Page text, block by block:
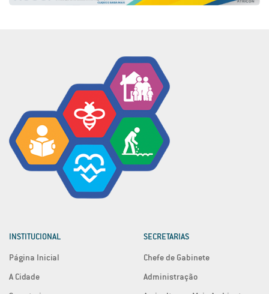
INSTITUCIONAL
Página Inicial
A Cidade
SECRETARIAS
Chefe de Gabinete
Administração